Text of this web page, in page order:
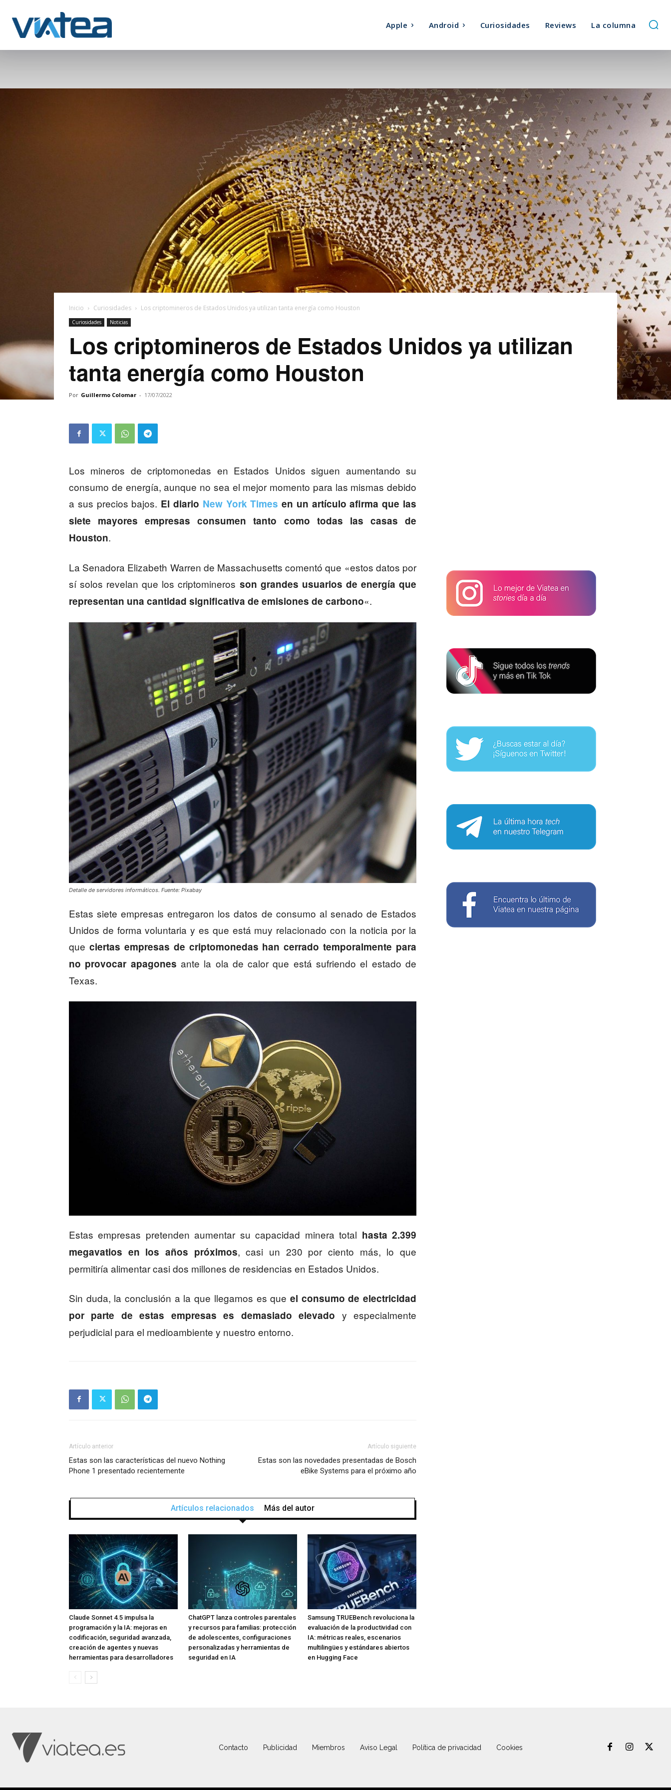
Apple Android Curiosidades Reviews La columna
Inicio Curiosidades Los criptomineros de Estados Unidos ya utilizan tanta energía como Houston
Curiosidades Noticias
Los criptomineros de Estados Unidos ya utilizan
tanta energía como Houston
Por Guillermo Colomar - 17/07/2022
Los mineros de criptomonedas en Estados Unidos siguen aumentando su
consumo de energía, aunque no sea el mejor momento para las mismas debido
a sus precios bajos. El diario New York Times en un artículo afirma que las
siete mayores empresas consumen tanto como todas las casas de
Houston.
La Senadora Elizabeth Warren de Massachusetts comentó que «estos datos por
sí solos revelan que los criptomineros son grandes usuarios de energía que
representan una cantidad significativa de emisiones de carbono«.
Detalle de servidores informáticos. Fuente: Pixabay
Estas siete empresas entregaron los datos de consumo al senado de Estados
Unidos de forma voluntaria y es que está muy relacionado con la noticia por la
que ciertas empresas de criptomonedas han cerrado temporalmente para
no provocar apagones ante la ola de calor que está sufriendo el estado de
Texas.
Estas empresas pretenden aumentar su capacidad minera total hasta 2.399
megavatios en los años próximos, casi un 230 por ciento más, lo que
permitiría alimentar casi dos millones de residencias en Estados Unidos.
Sin duda, la conclusión a la que llegamos es que el consumo de electricidad
por parte de estas empresas es demasiado elevado y especialmente
perjudicial para el medioambiente y nuestro entorno.
Artículo anterior
Estas son las características del nuevo Nothing
Phone 1 presentado recientemente
Artículo siguiente
Estas son las novedades presentadas de Bosch
eBike Systems para el próximo año
Artículos relacionados Más del autor
Claude Sonnet 4.5 impulsa la
programación y la IA: mejoras en
codificación, seguridad avanzada,
creación de agentes y nuevas
herramientas para desarrolladores
ChatGPT lanza controles parentales
y recursos para familias: protección
de adolescentes, configuraciones
personalizadas y herramientas de
seguridad en IA
Samsung TRUEBench revoluciona la
evaluación de la productividad con
IA: métricas reales, escenarios
multilingües y estándares abiertos
en Hugging Face
Contacto Publicidad Miembros Aviso Legal Política de privacidad Cookies